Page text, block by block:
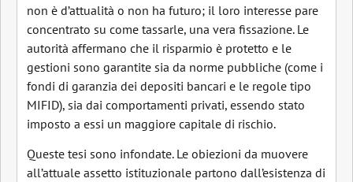
non è d’attualità o non ha futuro; il loro interesse pare
concentrato su come tassarle, una vera fissazione. Le
autorità affermano che il risparmio è protetto e le
gestioni sono garantite sia da norme pubbliche (come i
fondi di garanzia dei depositi bancari e le regole tipo
MIFID), sia dai comportamenti privati, essendo stato
imposto a essi un maggiore capitale di rischio.
Queste tesi sono infondate. Le obiezioni da muovere
all’attuale assetto istituzionale partono dall’esistenza di